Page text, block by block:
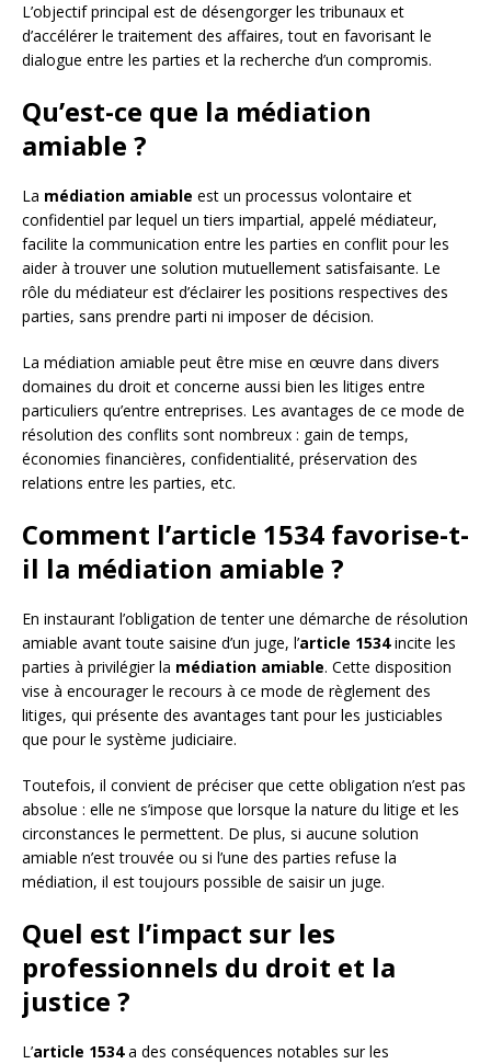
L’objectif principal est de désengorger les tribunaux et
d’accélérer le traitement des affaires, tout en favorisant le
dialogue entre les parties et la recherche d’un compromis.
Qu’est-ce que la médiation
amiable ?
La médiation amiable est un processus volontaire et
confidentiel par lequel un tiers impartial, appelé médiateur,
facilite la communication entre les parties en conflit pour les
aider à trouver une solution mutuellement satisfaisante. Le
rôle du médiateur est d’éclairer les positions respectives des
parties, sans prendre parti ni imposer de décision.
La médiation amiable peut être mise en œuvre dans divers
domaines du droit et concerne aussi bien les litiges entre
particuliers qu’entre entreprises. Les avantages de ce mode de
résolution des conflits sont nombreux : gain de temps,
économies financières, confidentialité, préservation des
relations entre les parties, etc.
Comment l’article 1534 favorise-t-
il la médiation amiable ?
En instaurant l’obligation de tenter une démarche de résolution
amiable avant toute saisine d’un juge, l’article 1534incite les
parties à privilégier la médiation amiable. Cette disposition
vise à encourager le recours à ce mode de règlement des
litiges, qui présente des avantages tant pour les justiciables
que pour le système judiciaire.
Toutefois, il convient de préciser que cette obligation n’est pas
absolue : elle ne s’impose que lorsque la nature du litige et les
circonstances le permettent. De plus, si aucune solution
amiable n’est trouvée ou si l’une des parties refuse la
médiation, il est toujours possible de saisir un juge.
Quel est l’impact sur les
professionnels du droit et la
justice ?
L’article 1534a des conséquences notables sur les